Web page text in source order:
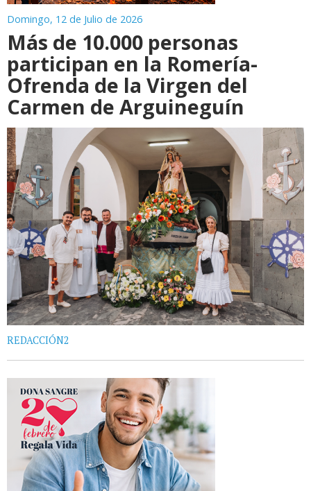
Domingo, 12 de Julio de 2026
Más de 10.000 personas
participan en la Romería-
Ofrenda de la Virgen del
Carmen de Arguineguín
REDACCIÓN2